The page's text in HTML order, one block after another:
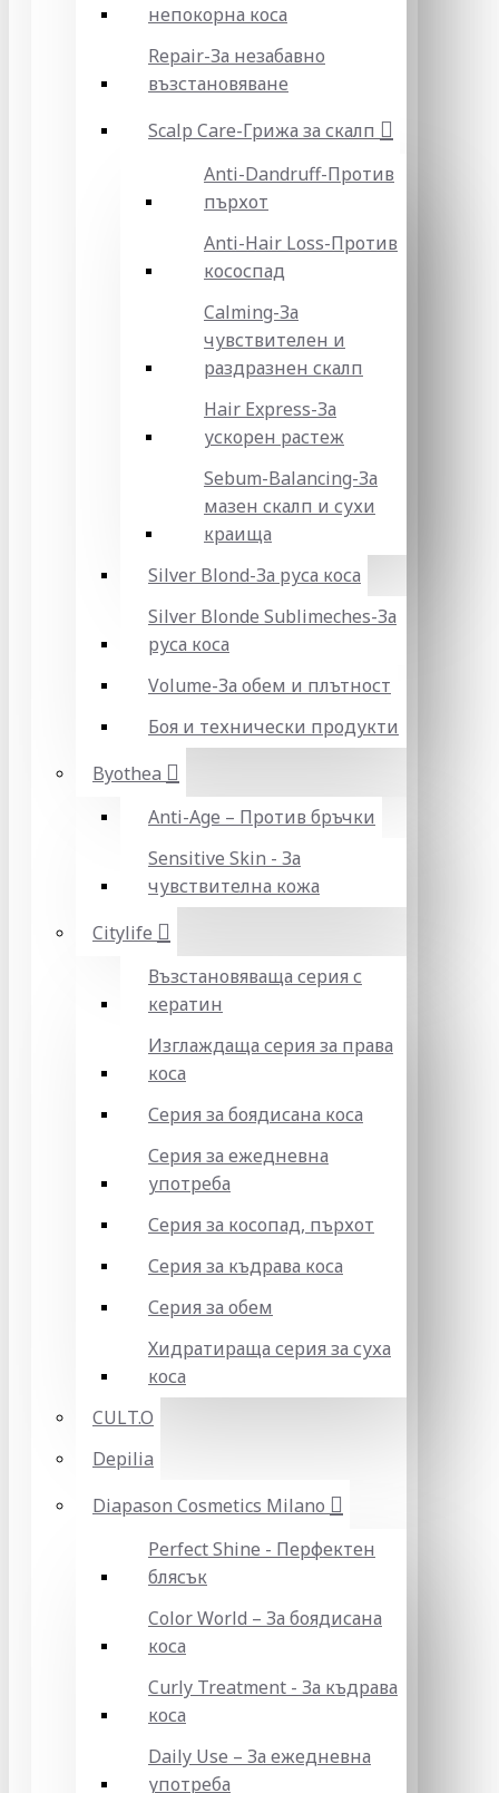
непокорна коса
Repair-За незабавно
възстановяване
Scalp Care-Грижа за скалп
Anti-Dandruff-Против
пърхот
Anti-Hair Loss-Против
кососпад
Calming-За
чувствителен и
раздразнен скалп
Hair Express-За
ускорен растеж
Sebum-Balancing-За
мазен скалп и сухи
краища
Silver Blond-За руса коса
Silver Blonde Sublіmeches-За
руса коса
Volume-За обем и плътност
Боя и технически продукти
Byothea
Anti-Age – Против бръчки
Sensitive Skin - За
чувствителна кожа
Citylife
Възстановяваща серия с
кератин
Изглаждаща серия за права
коса
Серия за боядисана коса
Серия за ежедневна
употреба
Серия за косопад, пърхот
Серия за къдрава коса
Серия за обем
Хидратираща серия за суха
коса
CULT.O
Depilia
Diapason Cosmetics Milano
Perfect Shine - Перфектен
блясък
Color World – За боядисана
коса
Curly Treatment - За къдрава
коса
Daily Use – За ежедневна
употреба